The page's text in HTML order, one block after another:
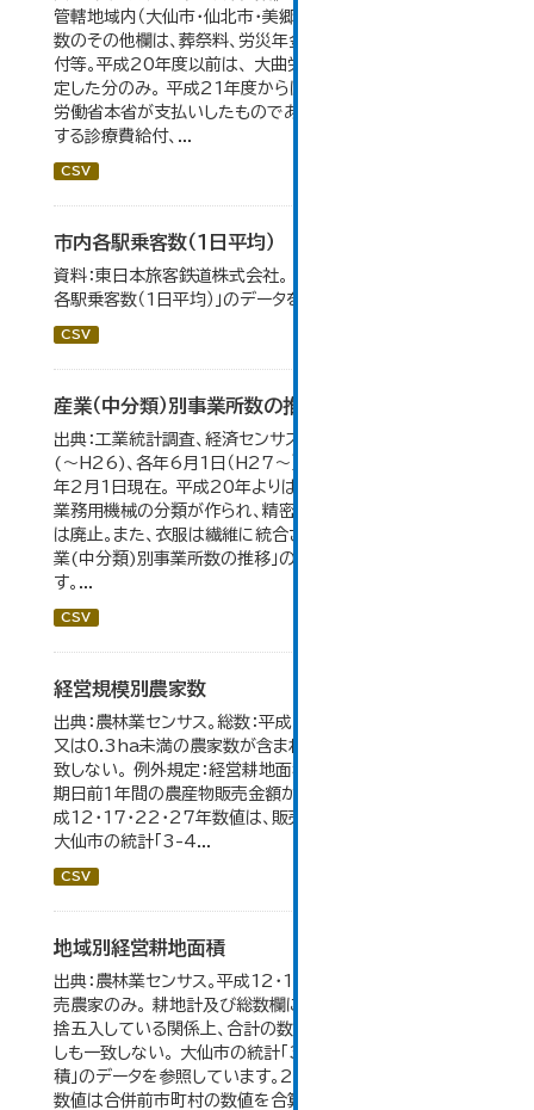
管轄地域内（大仙市・仙北市・美郷町）の合計。 保険給付件
数のその他欄は、葬祭料、労災年金受給者への介護補償給
付等。平成20年度以前は、 大曲労働基準監督署が支給決
定した分のみ。 平成21年度からは、業務集中化により厚生
労働省本省が支払いしたものであり、指定医療機関等に対
する診療費給付、...
CSV
市内各駅乗客数（１日平均）
資料：東日本旅客鉄道株式会社。 大仙市の統計「8-2 市内
各駅乗客数（1日平均）」のデータを参照しています。
CSV
産業（中分類）別事業所数の推移
出典：工業統計調査、経済センサス。各年12月31日現在
(～H26)、各年6月1日（H27～）・平成23年のみ平成24
年2月1日現在。 平成20年よりはん用機械、生産用機械、
業務用機械の分類が作られ、精密機械、一般用機械の分類
は廃止。また、衣服は繊維に統合された。 大仙市の統計「産
業(中分類)別事業所数の推移」のデータを参照していま
す。...
CSV
経営規模別農家数
出典：農林業センサス。総数：平成7年までは、自給的農家数
又は0.3ha未満の農家数が含まれているため横の計と合
致しない。 例外規定：経営耕地面積が0.3ha未満で、調査
期日前１年間の農産物販売金額が50万円以上の農家。 平
成12・17・22・27年数値は、販売農家のみが調査対象。
大仙市の統計「3-4...
CSV
地域別経営耕地面積
出典：農林業センサス。平成12・17・22・27年数値は、販
売農家のみ。 耕地計及び総数欄については、1ha未満を四
捨五入している関係上、合計の数値と内訳の加算値は必ず
しも一致しない。 大仙市の統計「3-5 地域別経営耕地面
積」のデータを参照しています。2005年以前の「市内全域」
数値は合併前市町村の数値を合算したものです。